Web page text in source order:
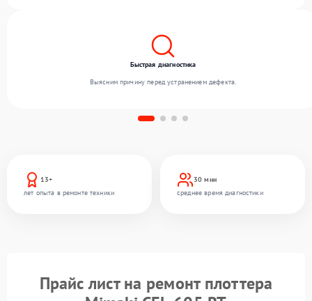
13+
лет опыта в ремонте техники
30 мин
среднее время диагностики
Быстрая диагностика
Выясним причину перед устранением дефекта.
Прайс лист на ремонт плоттера